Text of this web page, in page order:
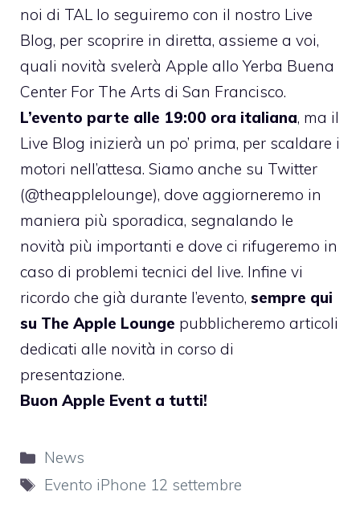
noi di TAL lo seguiremo con il nostro Live
Blog, per scoprire in diretta, assieme a voi,
quali novità svelerà Apple allo Yerba Buena
Center For The Arts di San Francisco.
L’evento parte alle 19:00 ora italiana, ma il
Live Blog inizierà un po’ prima, per scaldare i
motori nell’attesa. Siamo anche su Twitter
(@theapplelounge), dove aggiorneremo in
maniera più sporadica, segnalando le
novità più importanti e dove ci rifugeremo in
caso di problemi tecnici del live. Infine vi
ricordo che già durante l’evento, sempre qui
su The Apple Lounge pubblicheremo articoli
dedicati alle novità in corso di
presentazione.
Buon Apple Event a tutti!
Categorie
News
Tag
Evento iPhone 12 settembre